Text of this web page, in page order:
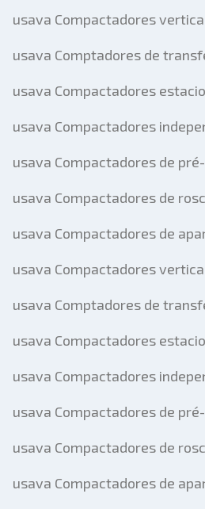
usava Compactadores
usava Comptadores de
usava Compactadores
usava Compactadores
usava Compactadores de
usava Compactadores de
usava Compactadores de
usava Compactadores
usava Comptadores de
usava Compactadores
usava Compactadores
usava Compactadores de
usava Compactadores de
usava Compactadores de